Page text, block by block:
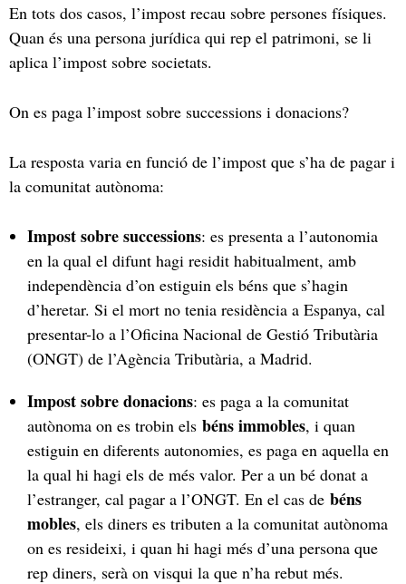
En tots dos casos, l’impost recau sobre persones físiques.
Quan és una persona jurídica qui rep el patrimoni, se li
aplica l’impost sobre societats.
On es paga l’impost sobre successions i donacions?
La resposta varia en funció de l’impost que s’ha de pagar i
la comunitat autònoma:
Impost sobre successions: es presenta a l’autonomia
en la qual el difunt hagi residit habitualment, amb
independència d’on estiguin els béns que s’hagin
d’heretar. Si el mort no tenia residència a Espanya, cal
presentar-lo a l’Oficina Nacional de Gestió Tributària
(ONGT) de l’Agència Tributària, a Madrid.
Impost sobre donacions: es paga a la comunitat
autònoma on es trobin els béns immobles, i quan
estiguin en diferents autonomies, es paga en aquella en
la qual hi hagi els de més valor. Per a un bé donat a
l’estranger, cal pagar a l’ONGT. En el cas de béns
mobles, els diners es tributen a la comunitat autònoma
on es resideixi, i quan hi hagi més d’una persona que
rep diners, serà on visqui la que n’ha rebut més.